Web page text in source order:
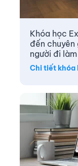
Khóa học
đến chuyên
người đi làm
Chi tiết khóa